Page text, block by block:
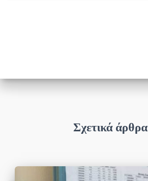
Σχετικά άρθρα